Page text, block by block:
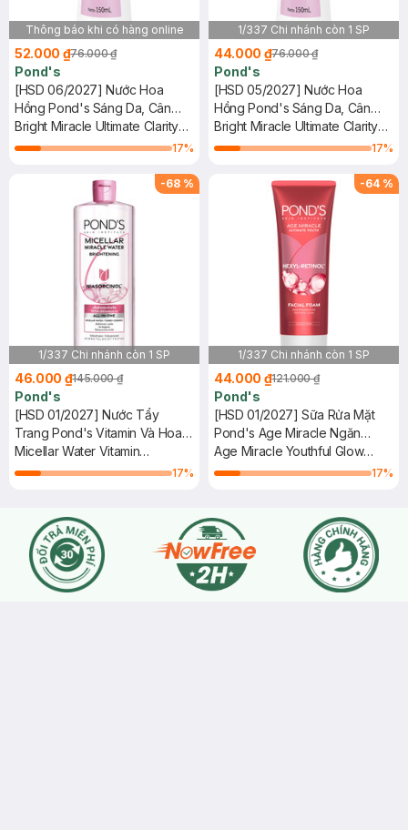
Thông báo khi có hàng online
52.000 ₫76.000 ₫
Pond's
[HSD 06/2027] Nước Hoa
Hồng Pond's Sáng Da, Cân
Bằng pH 150ml
Bright Miracle Ultimate Clarity
Brightening Toner
17%
1/337 Chi nhánh còn 1 SP
44.000 ₫76.000 ₫
Pond's
[HSD 05/2027] Nước Hoa
Hồng Pond's Sáng Da, Cân
Bằng pH 150ml
Bright Miracle Ultimate Clarity
Brightening Toner
17%
-68 %
1/337 Chi nhánh còn 1 SP
46.000 ₫145.000 ₫
Pond's
[HSD 01/2027] Nước Tẩy
Trang Pond's Vitamin Và Hoa
Hồng Sáng Da 400ml
Micellar Water Vitamin
Brightening Rose
17%
-64 %
1/337 Chi nhánh còn 1 SP
44.000 ₫121.000 ₫
Pond's
[HSD 01/2027] Sữa Rửa Mặt
Pond's Age Miracle Ngăn
Ngừa Lão Hóa 100g
Age Miracle Youthful Glow
Facial Treatment Glow
17%